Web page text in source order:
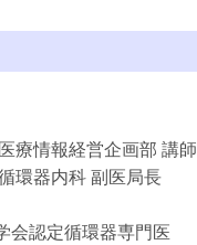
療情報経営企画部 講師
環器内科 副医局長
会認定循環器専門医